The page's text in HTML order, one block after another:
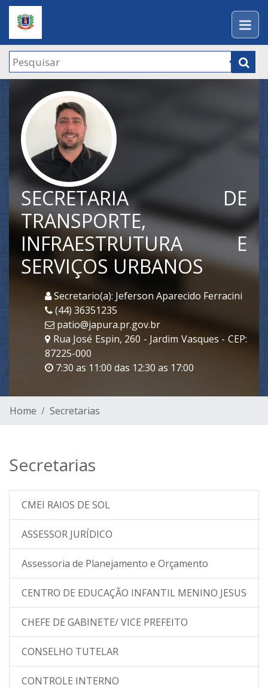
SECRETARIA DE
TRANSPORTE,
INFRAESTRUTURA E
SERVIÇOS URBANOS
Secretario(a): Jeferson Aparecido Ferracini
(44) 36351235
patio@japura.pr.gov.br
Rua José Espin, 260 - Jardim Vasques - CEP:
87225-000
7:30 as 11:00 das 12:30 as 17:00
Home Secretarias
Secretarias
CMEI RAIOS DE SOL
ASSESSOR JURÍDICO
Assessoria de Planejamento e Orçamento
CENTRO DE EDUCAÇÃO INFANTIL MENINO JESUS
CHEFE DE GABINETE/ VICE PREFEITO
CONSELHO TUTELAR
CONTROLE INTERNO